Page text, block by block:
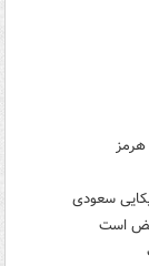
سعودی
است